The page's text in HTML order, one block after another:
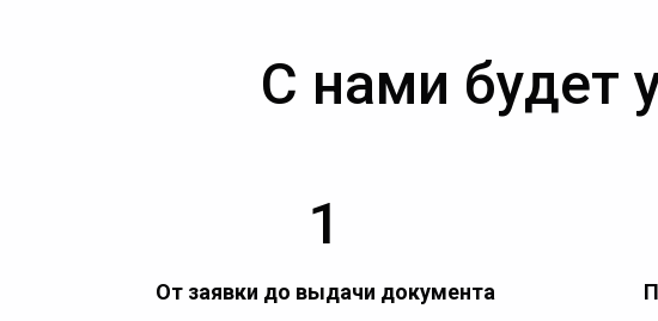
С нами будет
1
От заявки до выдачи документа